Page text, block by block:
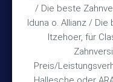
/ Die beste
Iduna o. Allianz /
Itzehoer, für
Preis/
und